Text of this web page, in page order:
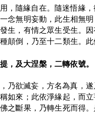
，隨緣自在。隨迷悟緣
念無明妄動，此生相無
生，有情之眾生受生。
顛倒，乃至十二類生。
，及大涅槃，二轉依號。
乃欲滅妄，方名為真，
如來；此依淨緣起，而立
之斷果，乃轉生死而得